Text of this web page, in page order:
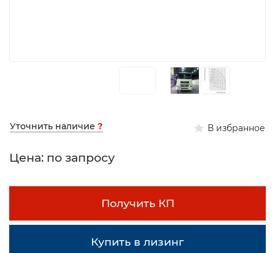
Уточнить наличие ? В избранное
Цена: по запросу
Получить КП
Купить в лизинг